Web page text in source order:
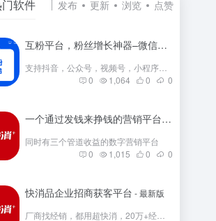
软件 发布 更新 浏览 点赞
互粉平台，粉丝增长神器–微信群互粉|互粉大师|互粉软件|互粉平台|互关互粉|微信公众号互粉|互粉盒子|互粉大厅
0
1,064 0 0
一个通过发钱来挣钱的营销平台
- 最新版
同时有三个管道收益的数字营销平台
0
1,015 0 0
快消品企业招商获客平台 - 最新版